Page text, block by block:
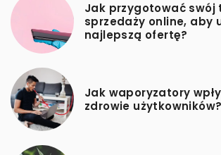
Jak przygotować swój
sprzedaży online, aby
najlepszą ofertę?
Jak waporyzatory
zdrowie użytkowników?